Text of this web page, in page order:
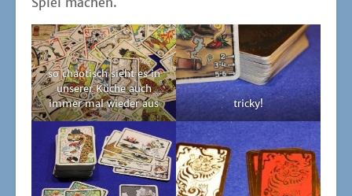
enthalten
Spi­cy| Zol­tán Gyö­ri | 15 bis 20 Minu­ten | 2 bis
6 Per­so­nen | Hei­del­BÄR Games
Hin­weis:für die Bespre­chung wur­den teil­wei­
se vom Ver­lag Rezen­si­ons­exem­pla­re zur Ver­
fü­gung gestellt